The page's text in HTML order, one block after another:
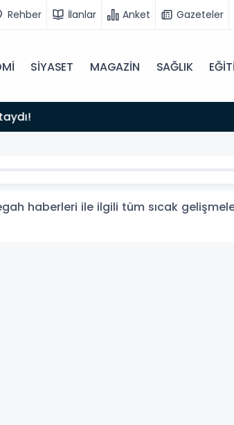
Rehber İlanlar Anket Gazeteler
SİYASET MAGAZİN SAĞLIK
haberleri ile ilgili tüm sıcak